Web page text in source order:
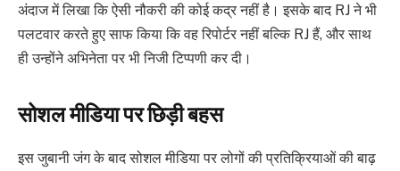
अंदाज में लिखा कि ऐसी नौकरी की कोई कद्र नहीं है। इसके बाद RJ ने भी
पलटवार करते हुए साफ किया कि वह रिपोर्टर नहीं बल्कि RJ हैं, और साथ
ही उन्होंने अभिनेता पर भी निजी टिप्पणी कर दी।
सोशल मीडिया पर छिड़ी बहस
इस जुबानी जंग के बाद सोशल मीडिया पर लोगों की प्रतिक्रियाओं की बाढ़